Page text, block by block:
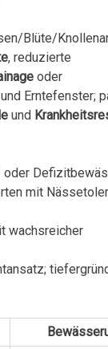
Blüte/
, reduzierte
oder
Erntefenster;
und
mit
wachsreicher